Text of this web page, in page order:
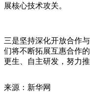
展核心技术攻关。
三是坚持深化开放合作
们将不断拓展互惠合作
更生、自主研发，努力
来源：新华网